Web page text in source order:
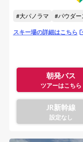
大パノラマ パウダー
スキー場の詳細はこちら
朝発バス
JR新幹線